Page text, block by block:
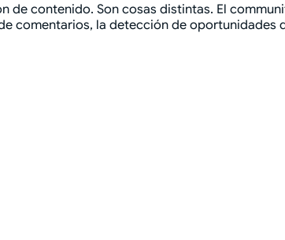
contenido. Son cosas distintas. El
comentarios, la detección de